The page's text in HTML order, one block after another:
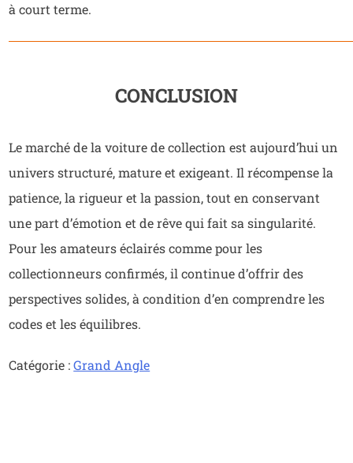
à court terme.
CONCLUSION
Le marché de la voiture de collection est aujourd’hui un
univers structuré, mature et exigeant. Il récompense la
patience, la rigueur et la passion, tout en conservant
une part d’émotion et de rêve qui fait sa singularité.
Pour les amateurs éclairés comme pour les
collectionneurs confirmés, il continue d’offrir des
perspectives solides, à condition d’en comprendre les
codes et les équilibres.
Catégorie :Grand Angle